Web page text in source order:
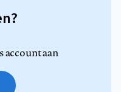
account aan